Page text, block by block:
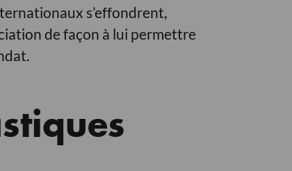
s’effondrent,
de façon à lui permettre